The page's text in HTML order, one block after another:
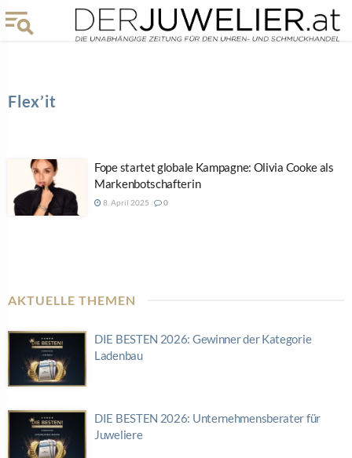
Flex’it
Fope startet globale Kampagne: Olivia Cooke als
Markenbotschafterin
8. April 2025 0
AKTUELLE THEMEN
DIE BESTEN 2026: Gewinner der Kategorie
Ladenbau
DIE BESTEN 2026: Unternehmensberater für
Juweliere